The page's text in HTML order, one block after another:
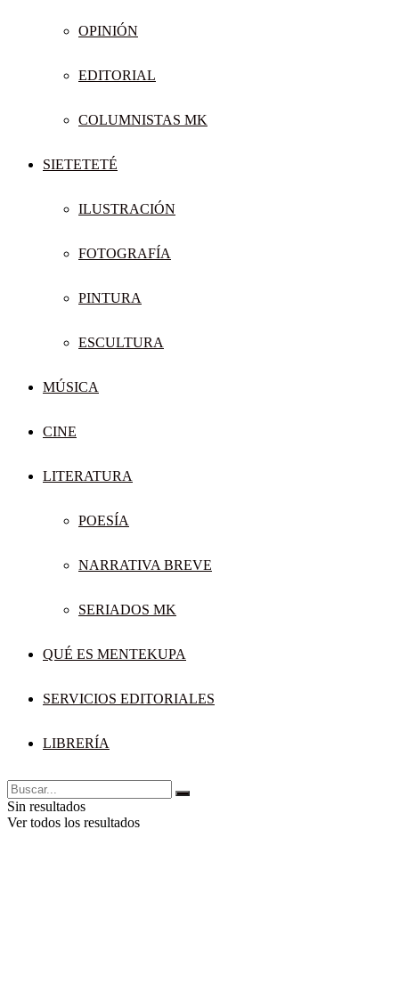
OPINIÓN
EDITORIAL
COLUMNISTAS MK
SIETETETÉ
ILUSTRACIÓN
FOTOGRAFÍA
PINTURA
ESCULTURA
MÚSICA
CINE
LITERATURA
POESÍA
NARRATIVA BREVE
SERIADOS MK
QUÉ ES MENTEKUPA
SERVICIOS EDITORIALES
LIBRERÍA
Sin resultados
Ver todos los resultados